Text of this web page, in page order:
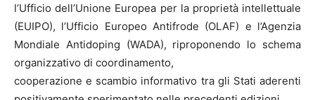
l’Ufficio dell’Unione Europea per la proprietà intellettuale
(EUIPO), l’Ufficio Europeo Antifrode (OLAF) e l’Agenzia
Mondiale Antidoping (WADA), riproponendo lo schema
organizzativo di coordinamento,
cooperazione e scambio informativo tra gli Stati aderenti